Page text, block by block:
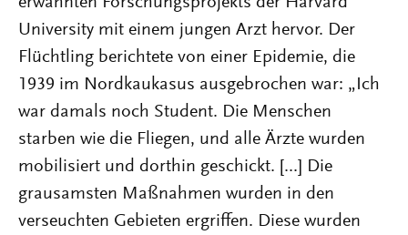
University mit einem jungen Arzt hervor. Der
Flüchtling berichtete von einer Epidemie, die
1939 im Nordkaukasus ausgebrochen war: „Ich
war damals noch Student. Die Menschen
starben wie die Fliegen, und alle Ärzte wurden
mobilisiert und dorthin geschickt. [...] Die
grausamsten Maßnahmen wurden in den
verseuchten Gebieten ergriffen. Diese wurden